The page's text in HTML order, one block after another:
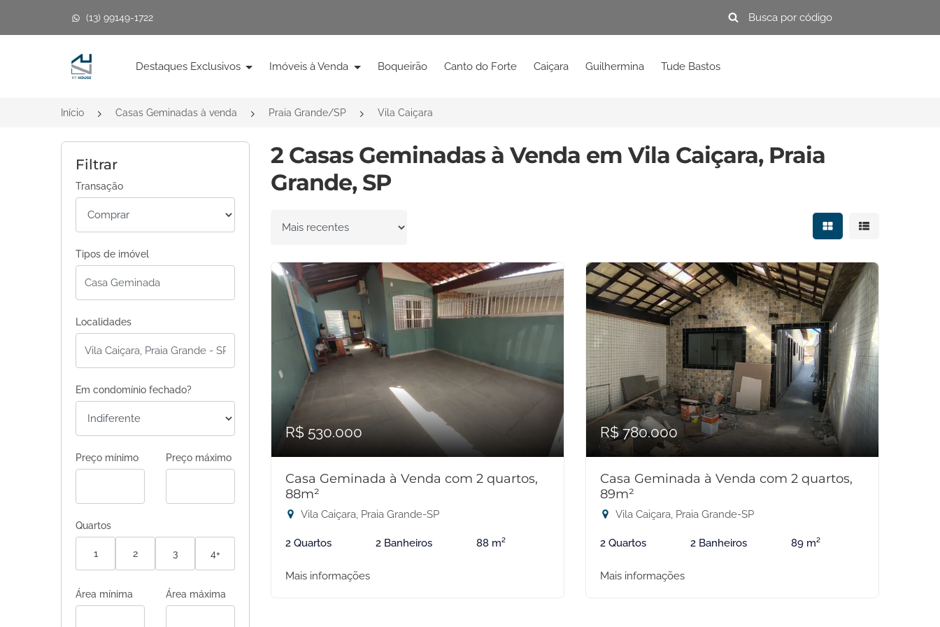
(13) 99149-1722
Página inicial
Destaques Exclusivos Imóveis à Venda Boqueirão Canto do Forte Caiçara Guilhermina Tude Bastos
Início Casas Geminadas à venda Praia Grande/SP Vila Caiçara
Filtrar
Transação
Tipos de imóvel
Localidades
Em condomínio fechado?
Preço mínimo Preço máximo
Quartos
1 2 3 4+
Área mínima Área máxima
2 Casas Geminadas à Venda em Vila Caiçara, Praia
Grande, SP
Ordenar por Mostrar resultados
Mostrar
R$ 530.000
Casa Geminada à Venda com 2 quartos,
88m²
Vila Caiçara, Praia Grande-SP
2 Quartos 2 Banheiros 88 m²
Mais informações
R$ 780.000
Casa Geminada à Venda com 2 quartos,
89m²
Vila Caiçara, Praia Grande-SP
2 Quartos 2 Banheiros 89 m²
Mais informações